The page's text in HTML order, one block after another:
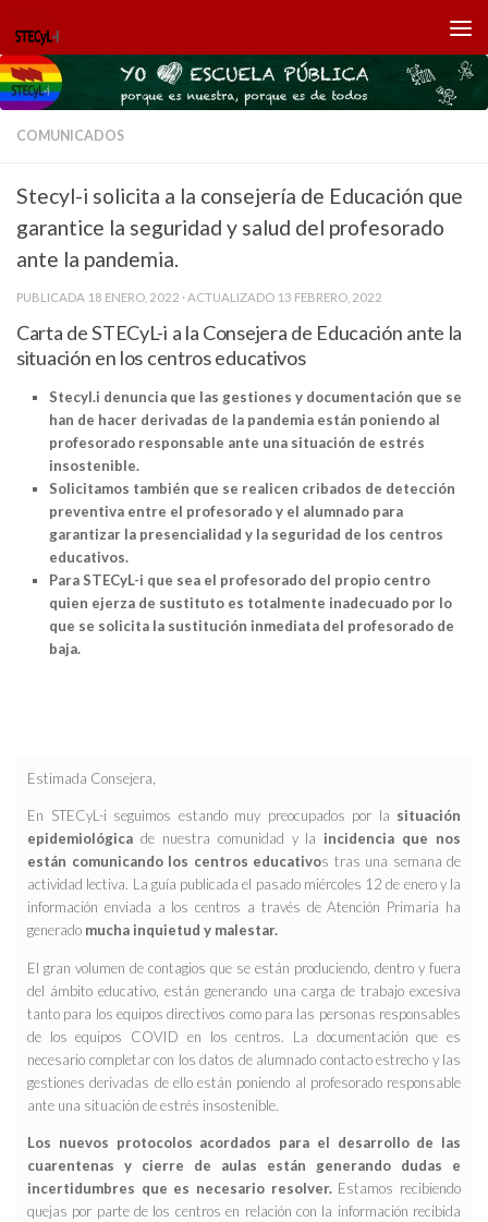
Saltar al contenido
COMUNICADOS
Stecyl-i solicita a la consejería de Educación que
garantice la seguridad y salud del profesorado
ante la pandemia.
PUBLICADA 18 ENERO, 2022 · ACTUALIZADO 13 FEBRERO, 2022
Carta de STECyL-i a la Consejera de Educación ante la
situación en los centros educativos
Stecyl.i denuncia que las gestiones y documentación que se
han de hacer derivadas de la pandemia están poniendo al
profesorado responsable ante una situación de estrés
insostenible.
Solicitamos también que se realicen cribados de detección
preventiva entre el profesorado y el alumnado para
garantizar la presencialidad y la seguridad de los centros
educativos.
Para STECyL-i que sea el profesorado del propio centro
quien ejerza de sustituto es totalmente inadecuado por lo
que se solicita la sustitución inmediata del profesorado de
baja.
Estimada Consejera,
En STECyL-i seguimos estando muy preocupados por la situación
epidemiológica de nuestra comunidad y la incidencia que nos
están comunicando los centros educativos tras una semana de
actividad lectiva. La guía publicada el pasado miércoles 12 de enero y la
información enviada a los centros a través de Atención Primaria ha
generado mucha inquietud y malestar.
El gran volumen de contagios que se están produciendo, dentro y fuera
del ámbito educativo, están generando una carga de trabajo excesiva
tanto para los equipos directivos como para las personas responsables
de los equipos COVID en los centros. La documentación que es
necesario completar con los datos de alumnado contacto estrecho y las
gestiones derivadas de ello están poniendo al profesorado responsable
ante una situación de estrés insostenible.
Los nuevos protocolos acordados para el desarrollo de las
cuarentenas y cierre de aulas están generando dudas e
incertidumbres que es necesario resolver.Estamos recibiendo
quejas por parte de los centros en relación con la información recibida